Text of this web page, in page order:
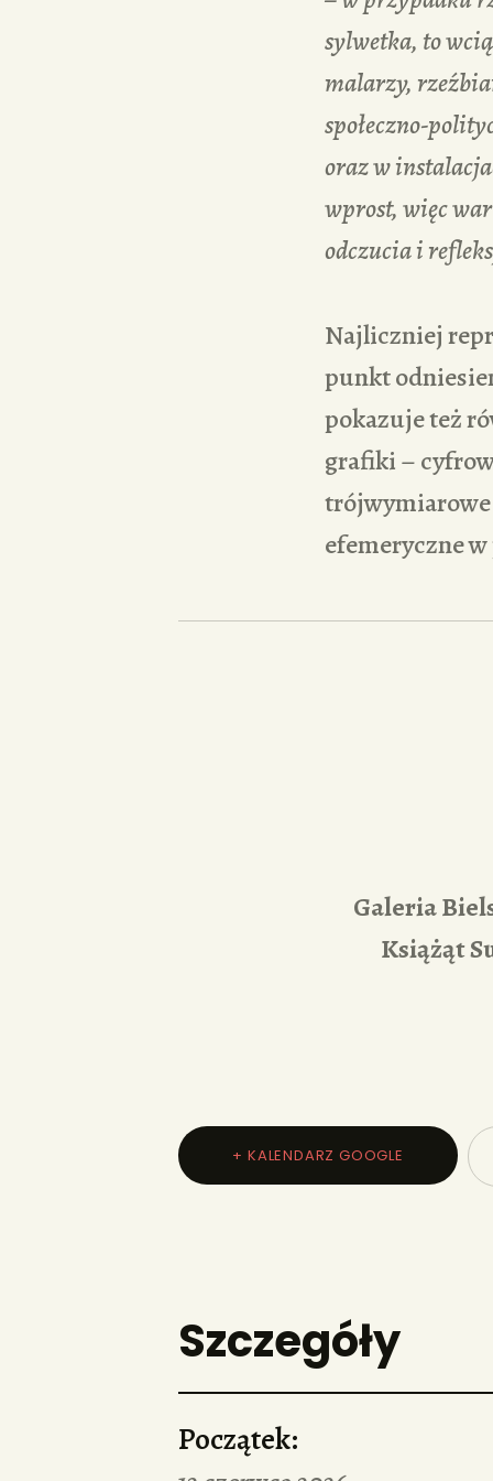
sylwetka, to
malarzy,
społeczno-
oraz w
wprost, więc
odczucia i
Najliczniej
punkt
pokazuje też
grafiki –
efemeryczne
Galeria
Książąt
+ KALENDARZ GOOGLE
Szczegóły
Początek: